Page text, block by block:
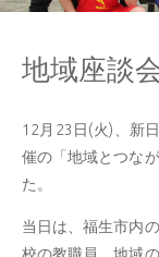
地域座談
12月23日(火)、新
催の「地域とつな
た。
当日は、福生市内